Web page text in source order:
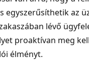
egyszerűsíthetik az
lévő
proaktívan meg
élményt.